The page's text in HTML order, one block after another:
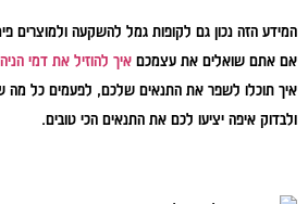
המידע הזה נכון גם לקופות גמל להשקעה ולמוצרים
אם אתם שואלים את עצמכם איך להוזיל את דמי
איך תוכלו לשפר את התנאים שלכם, לפעמים כל
ולבדוק איפה יציעו לכם את התנאים הכי טובים.